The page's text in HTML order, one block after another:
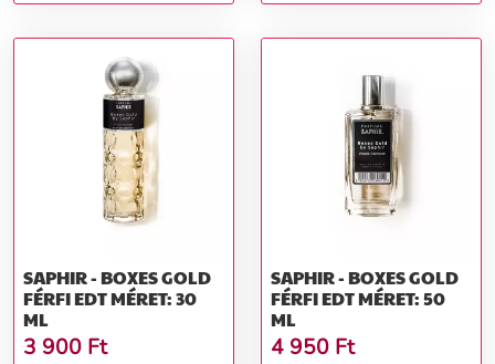
ml teszter
SAPHIR - BOXES GOLD
FÉRFI EDT MÉRET: 30
ML
3 900 Ft
SAPHIR - BOXES GOLD
FÉRFI EDT MÉRET: 50
ML
4 950 Ft